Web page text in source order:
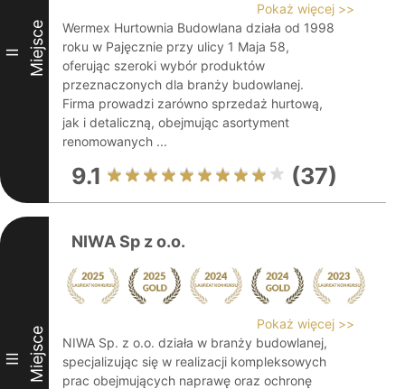
II Miejsce
Pokaż więcej >>
Wermex Hurtownia Budowlana działa od 1998
roku w Pajęcznie przy ulicy 1 Maja 58,
oferując szeroki wybór produktów
przeznaczonych dla branży budowlanej.
Firma prowadzi zarówno sprzedaż hurtową,
jak i detaliczną, obejmując asortyment
renomowanych ...
9.1 (37)
III Miejsce
NIWA Sp z o.o.
Pokaż więcej >>
NIWA Sp. z o.o. działa w branży budowlanej,
specjalizując się w realizacji kompleksowych
prac obejmujących naprawę oraz ochronę